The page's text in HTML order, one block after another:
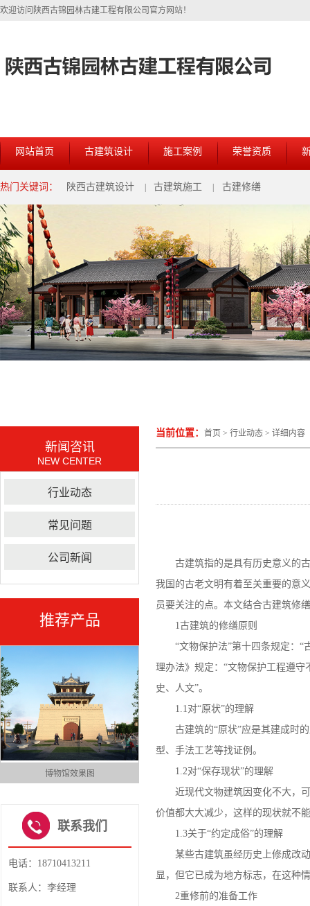
欢迎访问陕西古锦园林古建工程有限公司官方网站！
网站首页 古建筑设计 施工案例 荣誉资质
热门关键词： 陕西古建筑设计 古建筑施工 古建修缮
当前位置： 首页 > 行业动态 > 详细内容
古建筑指的是具有历史意义的古
我国的古老文明有着至关重要的意
员要关注的点。本文结合古建筑修
1古建筑的修缮原则
“文物保护法”第十四条规定：“古
理办法》规定：“文物保护工程遵
史、人文”。
1.1对“原状”的理解
古建筑的“原状”应是其建成时的
型、手法工艺等找证例。
1.2对“保存现状”的理解
近现代文物建筑因变化不大，可
价值都大大减少，这样的现状就不
1.3关于“约定成俗”的理解
某些古建筑虽经历史上修成改动
显，但它已成为地方标志，在这种
2重修前的准备工作
新闻咨讯
NEW CENTER
行业动态
常见问题
公司新闻
推荐产品
博物馆效果图
汉式风格咖啡屋
联系我们
电话：18710413211
联系人：李经理